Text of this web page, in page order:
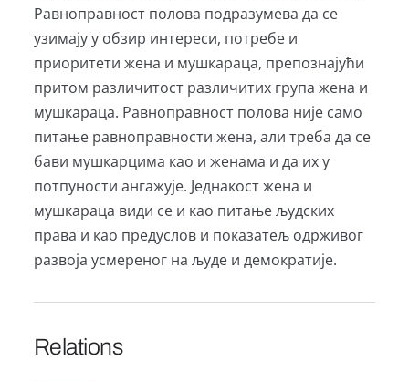
Равноправност полова подразумева да се
узимају у обзир интереси, потребе и
приоритети жена и мушкараца, препознајући
притом различитост различитих група жена и
мушкараца. Равноправност полова није само
питање равноправности жена, али треба да се
бави мушкарцима као и женама и да их у
потпуности ангажује. Једнакост жена и
мушкараца види се и као питање људских
права и као предуслов и показатељ одрживог
развоја усмереног на људе и демократије.
Relations